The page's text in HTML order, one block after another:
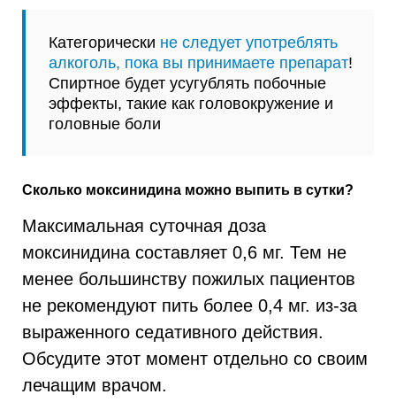
Категорически не следует употреблять
алкоголь, пока вы принимаете препарат!
Спиртное будет усугублять побочные
эффекты, такие как головокружение и
головные боли
Сколько моксинидина можно выпить в сутки?
Максимальная суточная доза
моксинидина составляет 0,6 мг. Тем не
менее большинству пожилых пациентов
не рекомендуют пить более 0,4 мг. из-за
выраженного седативного действия.
Обсудите этот момент отдельно со своим
лечащим врачом.